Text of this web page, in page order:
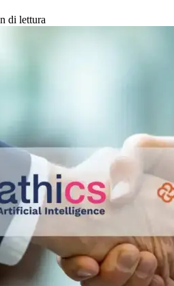
di lettura